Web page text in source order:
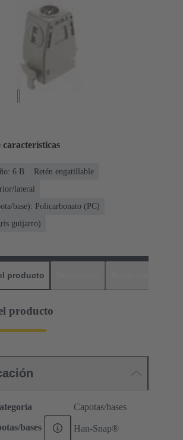
características
6 B
Retén engatillable
lateral
base): Policarbonato (PC)
guijarro)
producto
producto
Capotas/bases
bases Han-Snap®